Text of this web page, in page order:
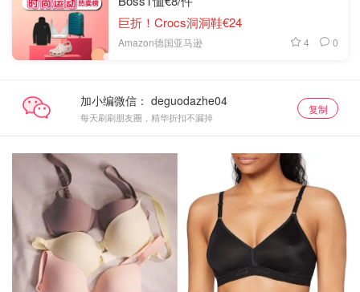
巨折！Crocs洞洞鞋€24
Amazon德国亚马逊 4 0
加小编微信：
每天刷刷朋友圈，精华折扣不漏掉
复制